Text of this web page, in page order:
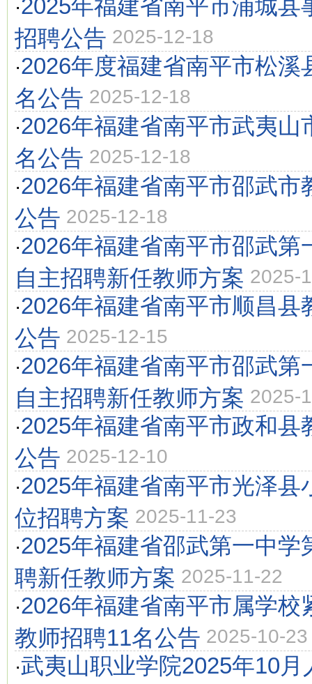
·2025年福建省南平市浦城县
招聘公告 2025-12-18
·2026年度福建省南平市松溪
名公告 2025-12-18
·2026年福建省南平市武夷山
名公告 2025-12-18
·2026年福建省南平市邵武市
公告 2025-12-18
·2026年福建省南平市邵武第
自主招聘新任教师方案 2025-
·2026年福建省南平市顺昌县
公告 2025-12-15
·2026年福建省南平市邵武第
自主招聘新任教师方案 2025-
·2025年福建省南平市政和县
公告 2025-12-10
·2025年福建省南平市光泽县
位招聘方案 2025-11-23
·2025年福建省邵武第一中学
聘新任教师方案 2025-11-22
·2026年福建省南平市属学校
教师招聘11名公告 2025-10-23
·武夷山职业学院2025年10月